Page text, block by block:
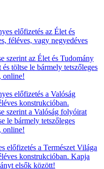
előfizetés az Élet és
féléves, vagy negyedéves
szerint az Élet és Tudomány
töltse le bármely tetszőleges
online!
előfizetés a Valóság
konstrukcióban.
szerint a Valóság folyóirat
le bármely tetszőleges
online!
előfizetés a Természet Világa
konstrukcióban. Kapja
elsők között!